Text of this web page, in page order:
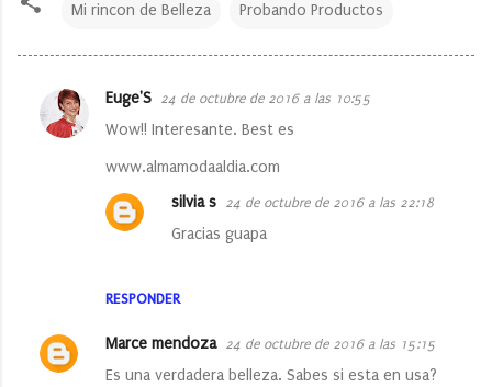
Mi rincon de Belleza Probando Productos
C
i
Euge'S 24 de octubre de 2016 a las 10:55
Wow!! Interesante. Best es
www.almamodaaldia.com
RESPONDER
silvia s 24 de octubre de 2016 a las 22:18
Gracias guapa
Marce mendoza 24 de octubre de 2016 a las 15:15
Es una verdadera belleza. Sabes si esta en usa?